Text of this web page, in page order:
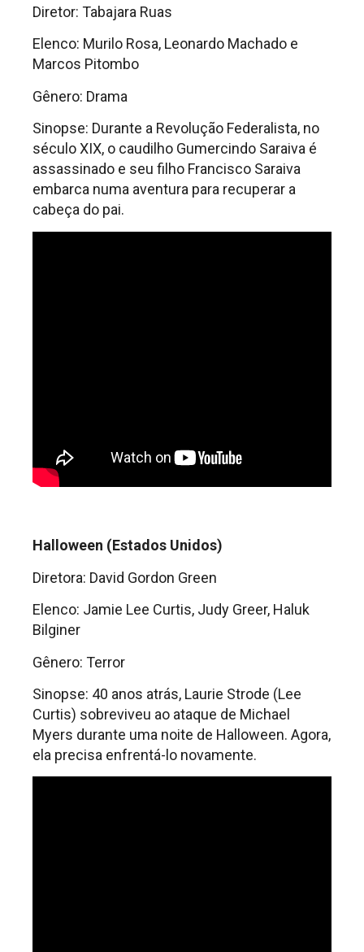
Diretor: Tabajara Ruas
Elenco: Murilo Rosa, Leonardo Machado e
Marcos Pitombo
Gênero: Drama
Sinopse: Durante a Revolução Federalista, no
século XIX, o caudilho Gumercindo Saraiva é
assassinado e seu filho Francisco Saraiva
embarca numa aventura para recuperar a
cabeça do pai.
Halloween (Estados Unidos)
Diretora: David Gordon Green
Elenco: Jamie Lee Curtis, Judy Greer, Haluk
Bilginer
Gênero: Terror
Sinopse: 40 anos atrás, Laurie Strode (Lee
Curtis) sobreviveu ao ataque de Michael
Myers durante uma noite de Halloween. Agora,
ela precisa enfrentá-lo novamente.